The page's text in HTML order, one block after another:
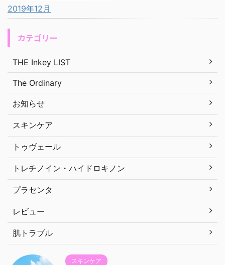
2019年12月
カテゴリー
THE Inkey LIST
The Ordinary
お知らせ
スキンケア
トゥヴェール
トレチノイン・ハイドロキノン
プラセンタ
レビュー
肌トラブル
スキンケア